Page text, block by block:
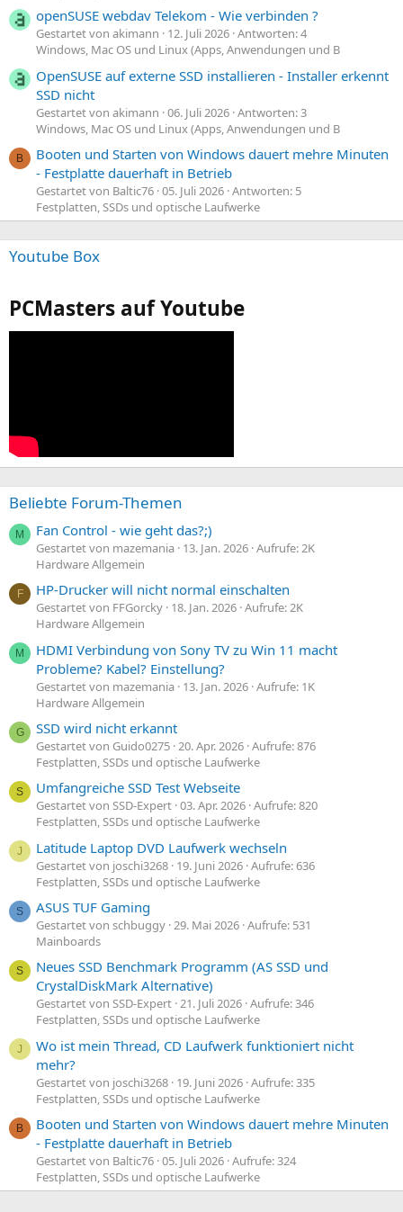
openSUSE webdav Telekom - Wie verbinden ?
Gestartet von akimann 12. Juli 2026 Antworten: 4
Windows, Mac OS und Linux (Apps, Anwendungen und B
OpenSUSE auf externe SSD installieren - Installer erkennt
SSD nicht
Gestartet von akimann 06. Juli 2026 Antworten: 3
Windows, Mac OS und Linux (Apps, Anwendungen und B
B
Booten und Starten von Windows dauert mehre Minuten
- Festplatte dauerhaft in Betrieb
Gestartet von Baltic76 05. Juli 2026 Antworten: 5
Festplatten, SSDs und optische Laufwerke
Youtube Box
PCMasters auf Youtube
Beliebte Forum-Themen
M Fan Control - wie geht das?;)
Gestartet von mazemania 13. Jan. 2026 Aufrufe: 2K
Hardware Allgemein
F HP-Drucker will nicht normal einschalten
Gestartet von FFGorcky 18. Jan. 2026 Aufrufe: 2K
Hardware Allgemein
M
HDMI Verbindung von Sony TV zu Win 11 macht
Probleme? Kabel? Einstellung?
Gestartet von mazemania 13. Jan. 2026 Aufrufe: 1K
Hardware Allgemein
G SSD wird nicht erkannt
Gestartet von Guido0275 20. Apr. 2026 Aufrufe: 876
Festplatten, SSDs und optische Laufwerke
S Umfangreiche SSD Test Webseite
Gestartet von SSD-Expert 03. Apr. 2026 Aufrufe: 820
Festplatten, SSDs und optische Laufwerke
J Latitude Laptop DVD Laufwerk wechseln
Gestartet von joschi3268 19. Juni 2026 Aufrufe: 636
Festplatten, SSDs und optische Laufwerke
S ASUS TUF Gaming
Gestartet von schbuggy 29. Mai 2026 Aufrufe: 531
Mainboards
S
Neues SSD Benchmark Programm (AS SSD und
CrystalDiskMark Alternative)
Gestartet von SSD-Expert 21. Juli 2026 Aufrufe: 346
Festplatten, SSDs und optische Laufwerke
J
Wo ist mein Thread, CD Laufwerk funktioniert nicht
mehr?
Gestartet von joschi3268 19. Juni 2026 Aufrufe: 335
Festplatten, SSDs und optische Laufwerke
B
Booten und Starten von Windows dauert mehre Minuten
- Festplatte dauerhaft in Betrieb
Gestartet von Baltic76 05. Juli 2026 Aufrufe: 324
Festplatten, SSDs und optische Laufwerke